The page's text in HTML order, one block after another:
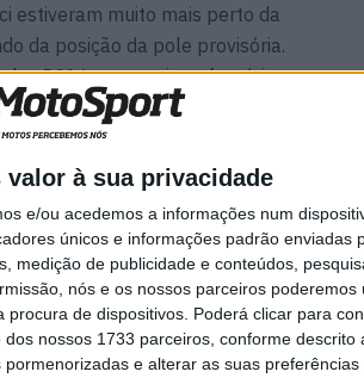
valor à sua privacidade
e/ou acedemos a informações num
únicos e informações padrão enviadas
medição de publicidade e conteúdos,
nós e os nossos parceiros poderemos
de dispositivos. Poderá clicar para
nossos 1733 parceiros, conforme descrito
e alterar as suas
estiveram muito mais perto da
da posição da pole provisória.
RC16 a emergir na frenética
com o seu esforço na sua
linha da grelha de partida.
um problema de pneus e teve
fila da grelha. Petrucci
18º e Iker Lecuona em 20º.